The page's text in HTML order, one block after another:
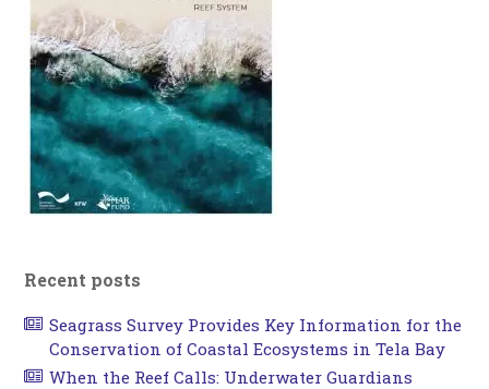
Recent posts
Seagrass Survey Provides Key Information for the
Conservation of Coastal Ecosystems in Tela Bay
When the Reef Calls: Underwater Guardians